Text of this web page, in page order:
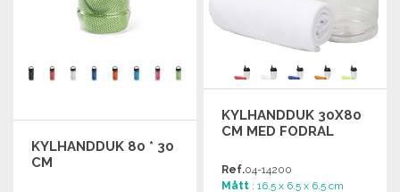
KYLHANDDUK 80 * 30
CM
KYLHANDDUK 30X80
CM MED FODRAL
Ref.04-14200
Mått : 16.5 x 6.5 x 6.5 cm